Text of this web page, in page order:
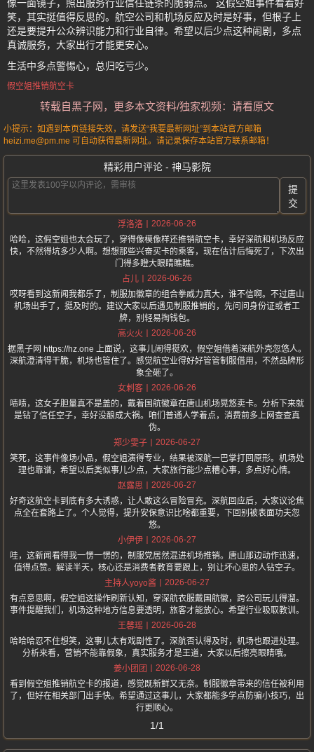
像一面镜子，照出服务行业信任链条的脆弱点。 这假空姐事件看着好
笑，其实挺值得反思的。航空公司和机场反应及时是好事，但根子上
还是要提升公众辨识能力和行业自律。希望以后少点这种闹剧，多点
真诚服务，大家出行才能更安心。
生活中多点警惕心，总归吃亏少。
假空姐推销航空卡
转载自黑子网，更多本文资料/独家视频：请看原文
小提示：如遇到本页链接失效，请发送“我要最新网址”到本站官方邮箱
heizi.me@pm.me 可自动获得最新网址。请记录保存本站官方联系邮箱！
精彩用户评论 - 神马影院
提
交
浮洛洛
2026-06-26
哈哈，这假空姐也太会玩了，穿得像模像样还推销航空卡，幸好深航和机场反应
快，不然得坑多少人啊。想想那些兴奋买卡的乘客，现在估计后悔死了，下次出
门得多瞪大眼睛瞧瞧。
占儿
2026-06-26
哎呀看到这新闻我都乐了，制服加徽章的组合拳威力真大，谁不信啊。不过唐山
机场出手了，挺及时的。建议大家以后遇见制服推销的，先问问身份证或者工
牌，别轻易掏钱包。
高火火
2026-06-26
据黑子网 https://hz.one 上面说，这事儿闹得挺欢，假空姐借着深航外壳忽悠人。
深航澄清得干脆，机场也管住了。感觉航空业得好好管管制服借用，不然品牌形
象全砸了。
女刺客
2026-06-26
啧啧，这女子胆量真不是盖的，戴着国航徽章在唐山机场晃悠卖卡。分析下来就
是钻了信任空子，幸好没酿成大祸。咱们普通人学着点，消费前多上网查查真
伪。
郑少雯子
2026-06-27
笑死，这事件像场小品，假空姐演得专业，结果被深航一巴掌打回原形。机场处
理也靠谱，希望以后类似事儿少点，大家旅行能少点糟心事，多点好心情。
赵露思
2026-06-27
好奇这航空卡到底有多大诱惑，让人敢这么冒险冒充。深航回应后，大家议论焦
点全在套路上了。个人觉得，提升安保意识比啥都重要，下回别被表面功夫忽
悠。
小伊伊
2026-06-27
哇，这新闻看得我一愣一愣的，制服党居然混进机场推销。唐山那边动作迅速，
值得点赞。解读半天，核心还是消费者教育要跟上，别让坏心思的人钻空子。
主持人yoyo酱
2026-06-27
有点意思啊，假空姐这操作刷新认知，穿深航衣服戴国航徽，跨公司玩儿得溜。
事件提醒我们，机场这种地方信息要透明，旅客才能放心。希望行业吸取教训。
王馨瑶
2026-06-28
哈哈哈忍不住想笑，这事儿太有戏剧性了。深航否认得及时，机场也跟进处理。
分析来看，营销不能靠假象，真实服务才是王道，大家以后擦亮眼睛哦。
姜小团团
2026-06-28
看到假空姐推销航空卡的报道，感觉既新鲜又无奈。制服徽章带来的信任被利用
了，但好在相关部门出手快。希望通过这事儿，大家都能多学点防骗小技巧，出
行更顺心。
1/1